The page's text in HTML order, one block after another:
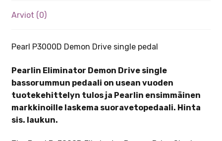
Arviot (0)
Pearl P3000D Demon Drive single pedal
Pearlin Eliminator Demon Drive single
bassorummun pedaali on usean vuoden
tuotekehittelyn tulos ja Pearlin ensimmäinen
markkinoille laskema suoravetopedaali. Hinta
sis. laukun.